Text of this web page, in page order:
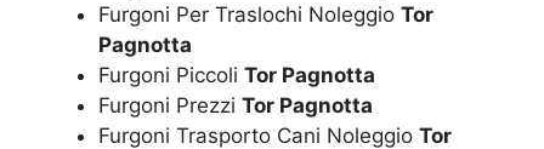
Furgoni Per Traslochi Noleggio Tor
Pagnotta
Furgoni Piccoli Tor Pagnotta
Furgoni Prezzi Tor Pagnotta
Furgoni Trasporto Cani Noleggio Tor